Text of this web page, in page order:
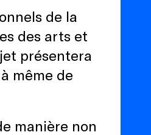
de la
des arts et
présentera
même de
manière non